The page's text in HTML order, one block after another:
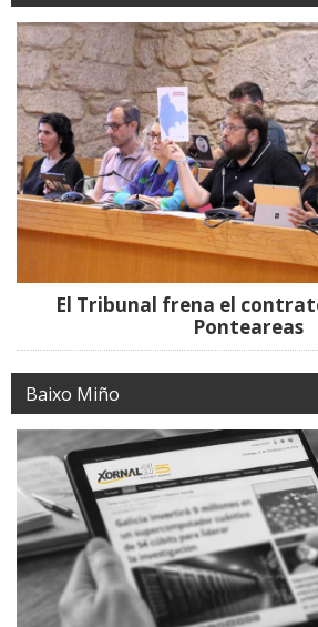
El Tribunal frena el
Ponteareas
Baixo Miño